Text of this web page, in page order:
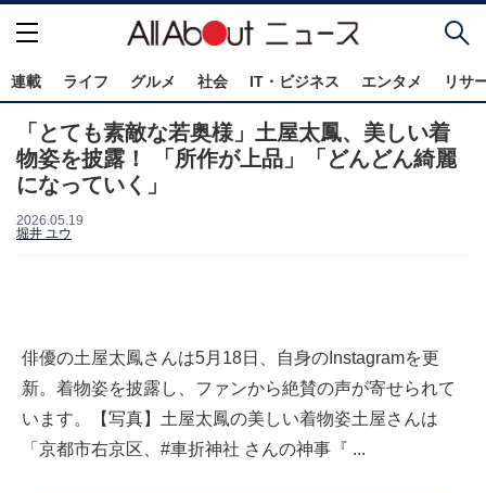
連載 ライフ グルメ 社会 IT・ビジネス エンタメ リサ
「とても素敵な若奥様」土屋太鳳、美しい着
物姿を披露！ 「所作が上品」「どんどん綺麗
になっていく」
2026.05.19
堀井 ユウ
俳優の土屋太鳳さんは5月18日、自身のInstagramを更
新。着物姿を披露し、ファンから絶賛の声が寄せられて
います。【写真】土屋太鳳の美しい着物姿土屋さんは
「京都市右京区、#車折神社 さんの神事『 ...